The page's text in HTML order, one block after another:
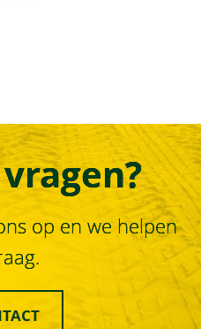
op en we helpen